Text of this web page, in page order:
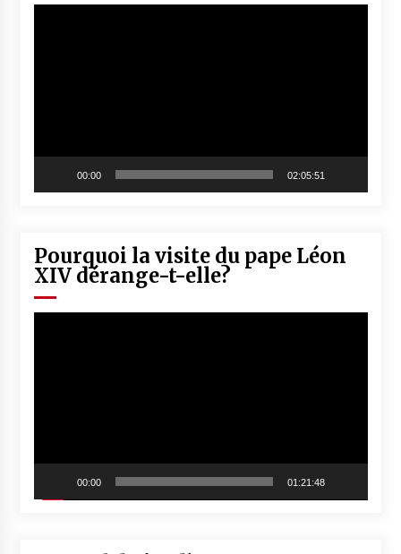
00:00 02:05:51
Pourquoi la visite du pape Léon
XIV dérange-t-elle?
00:00 01:21:48